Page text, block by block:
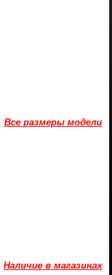
Все размеры модели
Наличие в магазинах